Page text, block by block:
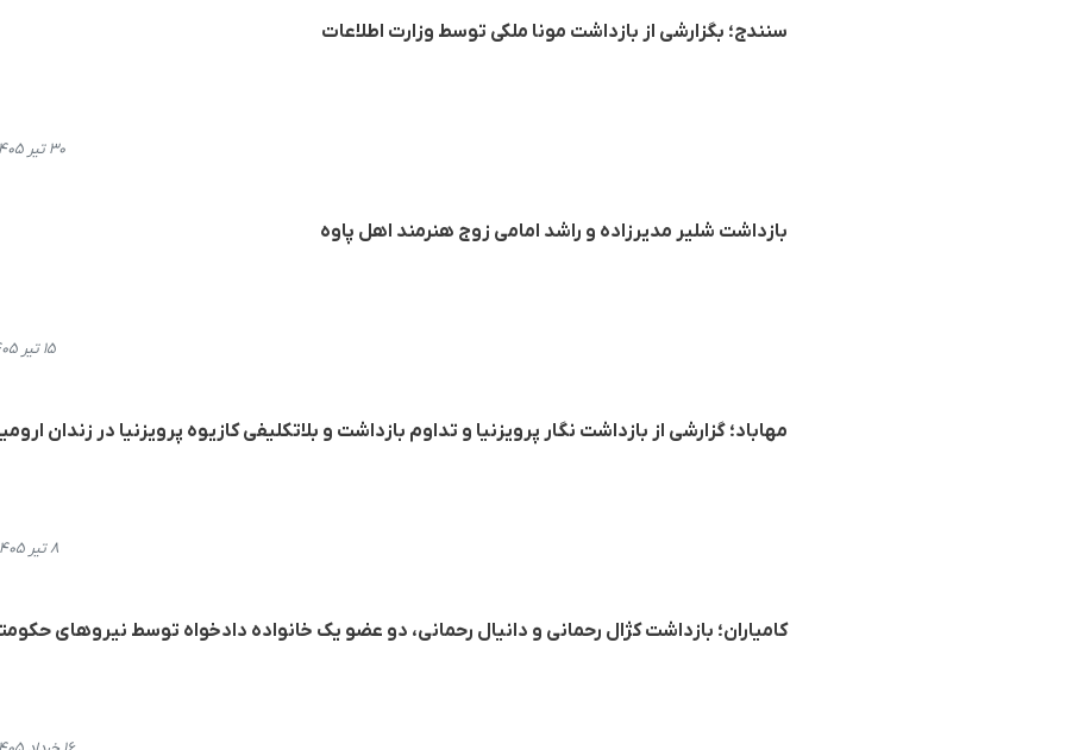
سنندج؛ بگزارشی از بازداشت مونا ملکی توسط وزارت اطلاعات
۳۰ تیر ۱۴۰۵، ۱۵:۲۶
بازداشت شلیر مدیرزاده و راشد امامی زوج هنرمند اهل پاوە
۱۵ تیر ۱۴۰۵، ۲۱:۱۷
مهاباد؛ گزارشی از بازداشت نگار پرویزنیا و تداوم بازداشت و بلاتکلیفی کازیوه پرویزنیا در زندان
۸ تیر ۱۴۰۵، ۱۷:۵۸
کامیاران؛ بازداشت کژال رحمانی و دانیال رحمانی، دو عضو یک خانواده دادخواه توسط نیروهای